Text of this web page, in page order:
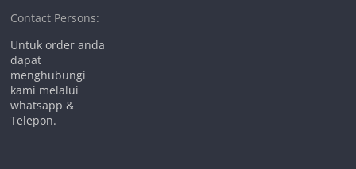
Contact Persons:
Untuk order anda
dapat
menghubungi
kami melalui
whatsapp &
Telepon.